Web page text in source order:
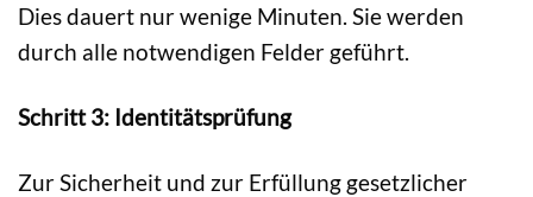
Dies dauert nur wenige Minuten. Sie werden
durch alle notwendigen Felder geführt.
Schritt 3: Identitätsprüfung
Zur Sicherheit und zur Erfüllung gesetzlicher